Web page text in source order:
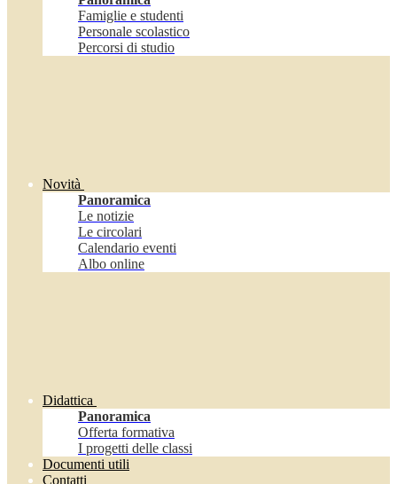
Famiglie e studenti
Personale scolastico
Percorsi di studio
Novità
Panoramica
Le notizie
Le circolari
Calendario eventi
Albo online
Didattica
Panoramica
Offerta formativa
I progetti delle classi
Documenti utili
Contatti